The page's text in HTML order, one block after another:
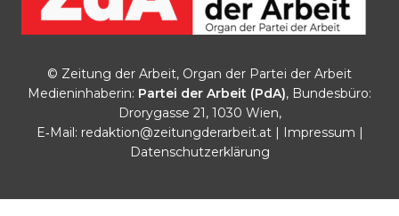
© Zeitung der Arbeit, Organ der Partei der Arbeit
Medieninhaberin: Partei der Arbeit (PdA), Bundesbüro:
Drorygasse 21, 1030 Wien,
E‑Mail: redaktion@zeitungderarbeit.at| Impressum |
Datenschutzerklärung